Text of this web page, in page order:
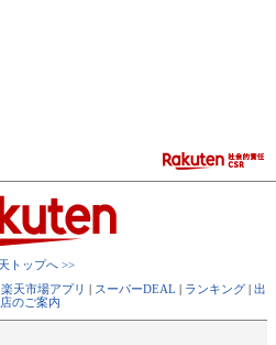
トップへ >>
楽天市場アプリ | スーパーDEAL | ランキング | 出
店のご案内